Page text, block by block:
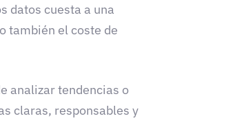
datos cuesta a una
también el coste de
analizar tendencias o
claras, responsables y